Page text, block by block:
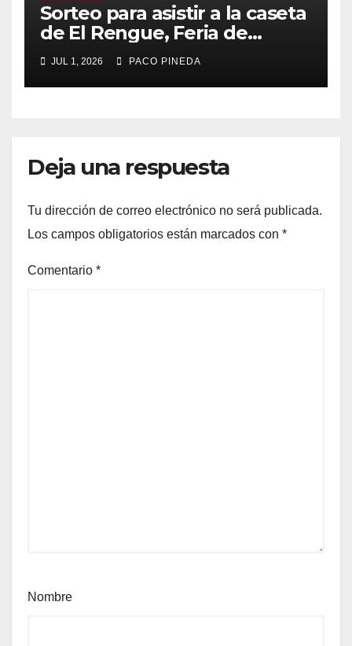
Sorteo para asistir a la caseta
de El Rengue, Feria de
Málaga 2026
JUL 1, 2026 PACO PINEDA
Deja una respuesta
Tu dirección de correo electrónico no será publicada.
Los campos obligatorios están marcados con *
Comentario *
Nombre